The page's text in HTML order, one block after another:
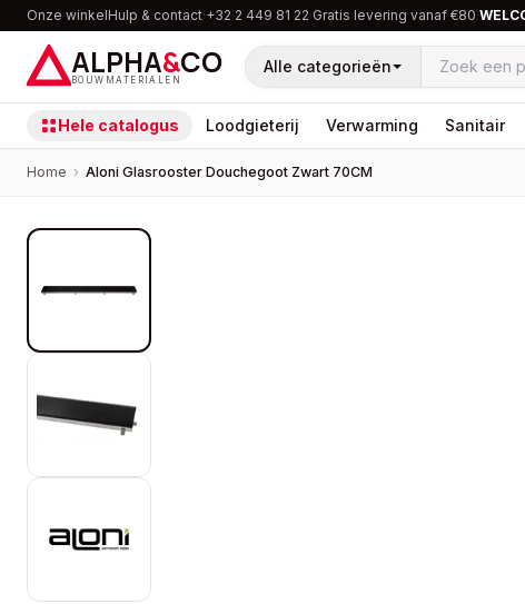
Onze winkelHulp & contact·+32 2 449 81 22·Gratis levering vanaf €80·
ALPHA&CO
BOUWMATERIALEN
Alle categorieën
Hele catalogus Loodgieterij Verwarming Sanitair
Home › Aloni Glasrooster Douchegoot Zwart 70CM